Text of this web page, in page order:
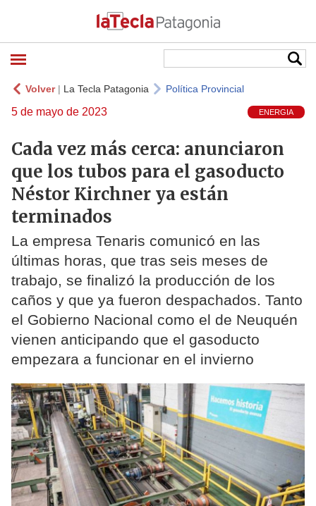
Volver| La Tecla Patagonia Política Provincial
5 de mayo de 2023 ENERGIA
Cada vez más cerca: anunciaron
que los tubos para el gasoducto
Néstor Kirchner ya están
terminados
La empresa Tenaris comunicó en las
últimas horas, que tras seis meses de
trabajo, se finalizó la producción de los
caños y que ya fueron despachados. Tanto
el Gobierno Nacional como el de Neuquén
vienen anticipando que el gasoducto
empezara a funcionar en el invierno